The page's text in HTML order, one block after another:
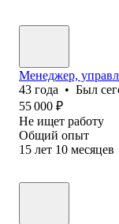
Менеджер,
43 года • Был
55 000 ₽
Не ищет работу
Общий опыт
15 лет 10 месяцев